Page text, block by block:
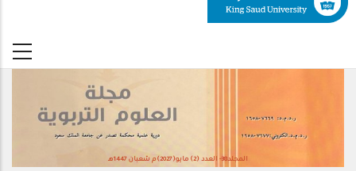
المجلد38- العدد (2) مايو(2027)م شعبان 1447هـ